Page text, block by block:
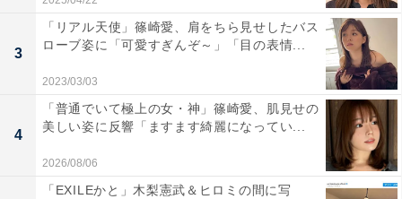
3
「リアル天使」篠崎愛、肩をちら見せしたバス
ローブ姿に「可愛すぎんぞ～」「目の表情...
2023/03/03
4
「普通でいて極上の女・神」篠崎愛、肌見せの
美しい姿に反響「ますます綺麗になってい...
2026/08/06
「EXILEかと」木梨憲武＆ヒロミの間に写